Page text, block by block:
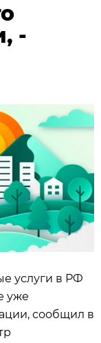
-
услуги в РФ
уже
сообщил в